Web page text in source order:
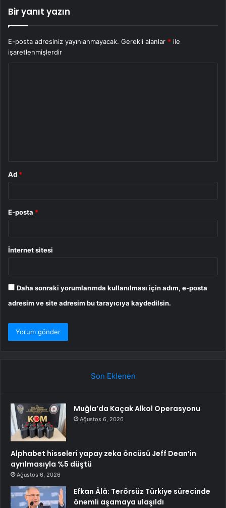
Bir yanıt yazın
E-posta adresiniz yayınlanmayacak. Gerekli alanlar * ile
işaretlenmişlerdir
Ad *
E-posta *
İnternet sitesi
Daha sonraki yorumlarımda kullanılması için adım, e-posta
adresim ve site adresim bu tarayıcıya kaydedilsin.
Son Eklenen
Muğla’da Kaçak Alkol Operasyonu
Ağustos 6, 2026
Alphabet hisseleri yapay zeka öncüsü Jeff Dean’in
ayrılmasıyla %5 düştü
Ağustos 6, 2026
Efkan Âlâ: Terörsüz Türkiye sürecinde
önemli aşamaya ulaşıldı